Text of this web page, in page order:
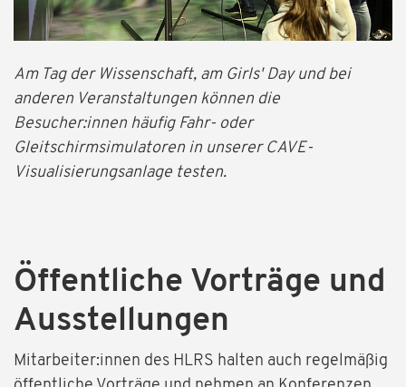
Am Tag der Wissenschaft, am Girls' Day und bei
anderen Veranstaltungen können die
Besucher:innen häufig Fahr- oder
Gleitschirmsimulatoren in unserer CAVE-
Visualisierungsanlage testen.
Öffentliche Vorträge und
Ausstellungen
Mitarbeiter:innen des HLRS halten auch regelmäßig